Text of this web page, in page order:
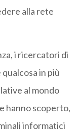
alla rete
i ricercatori di
in più
al mondo
hanno scoperto,
informatici